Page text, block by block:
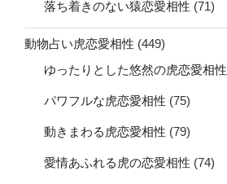
落ち着きのない猿恋愛相性 (71)
動物占い虎恋愛相性 (449)
ゆったりとした悠然の虎恋愛相性
パワフルな虎恋愛相性 (75)
動きまわる虎恋愛相性 (79)
愛情あふれる虎の恋愛相性 (74)